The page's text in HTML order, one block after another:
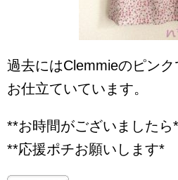
過去にはClemmieのピン
お仕立ていています。
**お時間がございましたら
**応援ポチお願いします*